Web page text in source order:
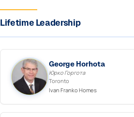
Lifetime Leadership
George Horhota
Юрко Горгота
Toronto
Ivan Franko Homes